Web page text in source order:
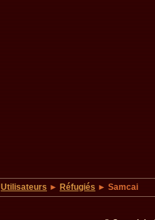
Utilisateurs ► Réfugiés ► Samcai